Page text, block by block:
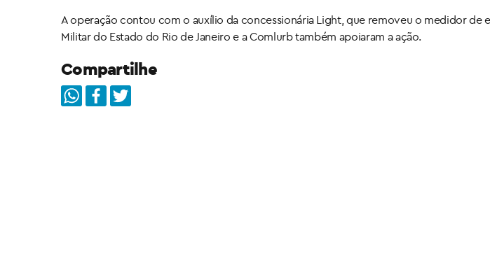
A operação contou com o auxílio da concessionária Light, que removeu o medidor de
Militar do Estado do Rio de Janeiro e a Comlurb também apoiaram a ação.
Compartilhe